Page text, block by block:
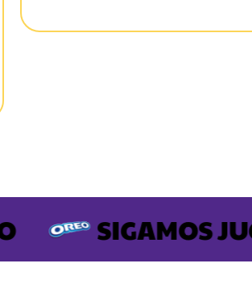
SIGAMOS